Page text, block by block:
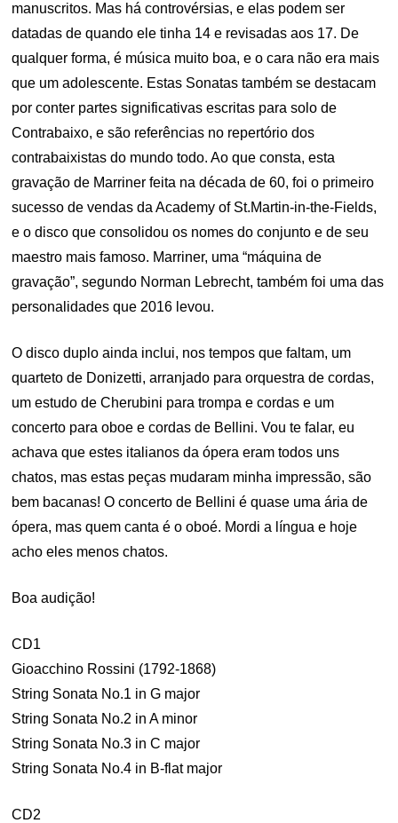
manuscritos. Mas há controvérsias, e elas podem ser
datadas de quando ele tinha 14 e revisadas aos 17. De
qualquer forma, é música muito boa, e o cara não era mais
que um adolescente. Estas Sonatas também se destacam
por conter partes significativas escritas para solo de
Contrabaixo, e são referências no repertório dos
contrabaixistas do mundo todo. Ao que consta, esta
gravação de Marriner feita na década de 60, foi o primeiro
sucesso de vendas da Academy of St.Martin-in-the-Fields,
e o disco que consolidou os nomes do conjunto e de seu
maestro mais famoso. Marriner, uma “máquina de
gravação”, segundo Norman Lebrecht, também foi uma das
personalidades que 2016 levou.
O disco duplo ainda inclui, nos tempos que faltam, um
quarteto de Donizetti, arranjado para orquestra de cordas,
um estudo de Cherubini para trompa e cordas e um
concerto para oboe e cordas de Bellini. Vou te falar, eu
achava que estes italianos da ópera eram todos uns
chatos, mas estas peças mudaram minha impressão, são
bem bacanas! O concerto de Bellini é quase uma ária de
ópera, mas quem canta é o oboé. Mordi a língua e hoje
acho eles menos chatos.
Boa audição!
CD1
Gioacchino Rossini (1792-1868)
String Sonata No.1 in G major
String Sonata No.2 in A minor
String Sonata No.3 in C major
String Sonata No.4 in B-flat major
CD2